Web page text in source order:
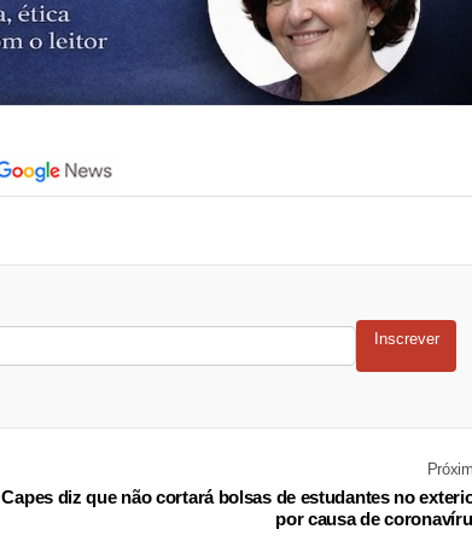
Inscrever
Capes diz que não cortará bolsas de estudantes no
por causa de